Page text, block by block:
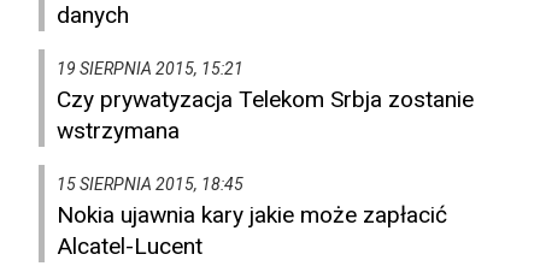
danych
19 SIERPNIA 2015, 15:21
Czy prywatyzacja Telekom Srbja zostanie
wstrzymana
15 SIERPNIA 2015, 18:45
Nokia ujawnia kary jakie może zapłacić
Alcatel-Lucent